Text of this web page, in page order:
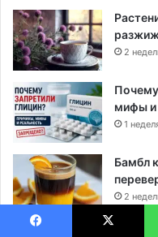
2
Почему
мифы и
1
Бамбл
2